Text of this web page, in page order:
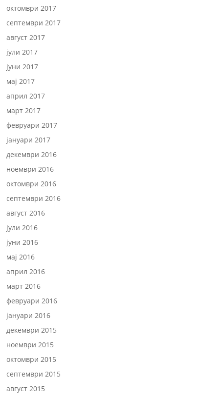
октомври 2017
септември 2017
август 2017
јули 2017
јуни 2017
мај 2017
април 2017
март 2017
февруари 2017
јануари 2017
декември 2016
ноември 2016
октомври 2016
септември 2016
август 2016
јули 2016
јуни 2016
мај 2016
април 2016
март 2016
февруари 2016
јануари 2016
декември 2015
ноември 2015
октомври 2015
септември 2015
август 2015